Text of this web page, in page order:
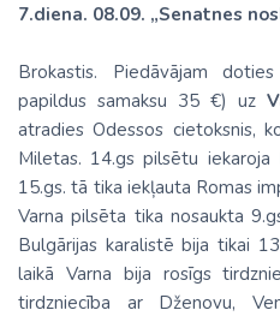
7.diena. 08.09. „Senatnes
Brokastis. Piedāvājam
papildus samaksu 35 €) uz
atradies Odessos cietoksnis,
Miletas. 14.gs pilsētu
15.gs. tā tika iekļauta Romas
Varna pilsēta tika nosaukta
Bulgārijas karalistē bija tikai
laikā Varna bija rosīgs
tirdzniecība ar Dženovu,